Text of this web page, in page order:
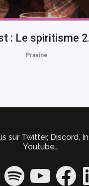
: Le spiritisme
Pravine
sur Twitter, Discord,
Youtube…
Spotify YouTube Facebook